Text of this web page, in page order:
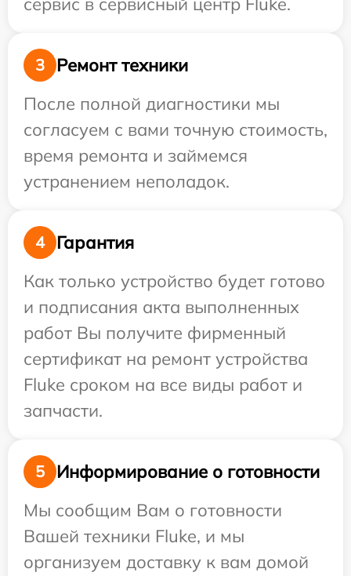
3
Ремонт техники
После полной диагностики мы
согласуем с вами точную стоимость,
время ремонта и займемся
устранением неполадок.
4
Гарантия
Как только устройство будет готово
и подписания акта выполненных
работ Вы получите фирменный
сертификат на ремонт устройства
Fluke сроком на все виды работ и
запчасти.
5
Информирование о готовности
Мы сообщим Вам о готовности
Вашей техники Fluke, и мы
организуем доставку к вам домой